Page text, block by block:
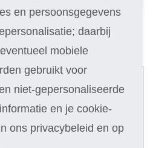
Selecteer
en persoonsgegevens
daarbij
mobiele
gebruikt voor
niet-gepersonaliseerde
en je cookie-
ons privacybeleid en op